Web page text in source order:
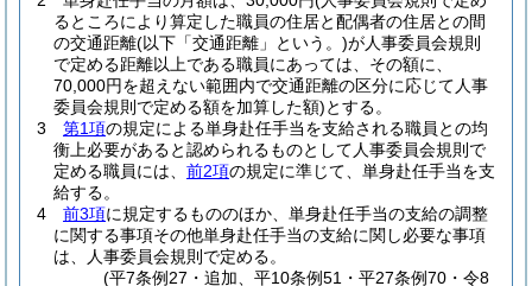
るところにより算定した職員の住居と配偶者の住居との間
の交通距離(以下「交通距離」という。)が人事委員会規則
で定める距離以上である職員にあっては、その額に、
70,000円を超えない範囲内で交通距離の区分に応じて人事
委員会規則で定める額を加算した額)とする。
3
第1項の規定による単身赴任手当を支給される職員との均
衡上必要があると認められるものとして人事委員会規則で
定める職員には、 前2項の規定に準じて、単身赴任手当を支
給する。
4
前3項に規定するもののほか、単身赴任手当の支給の調整
に関する事項その他単身赴任手当の支給に関し必要な事項
は、人事委員会規則で定める。
(平7条例27・追加、平10条例51・平27条例70・令8